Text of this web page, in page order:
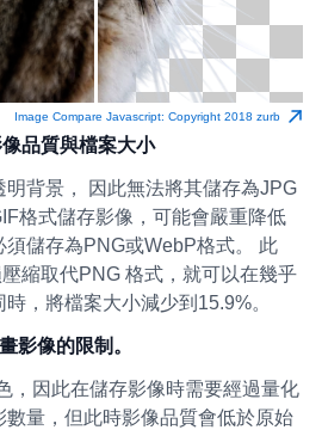
Image Compare Javascript: Copyright 2018 zurb
品質與檔案大小
明背景， 因此無法將其儲存為JPG
格式儲存影像，可能會嚴重降低
須儲存為PNG或WebP格式。 此
縮取代PNG 格式，就可以在幾乎
，將檔案大小減少到15.9%。
影像的限制。
，因此在儲存影像時需要經過量化
數量，但此時影像品質會低於原始